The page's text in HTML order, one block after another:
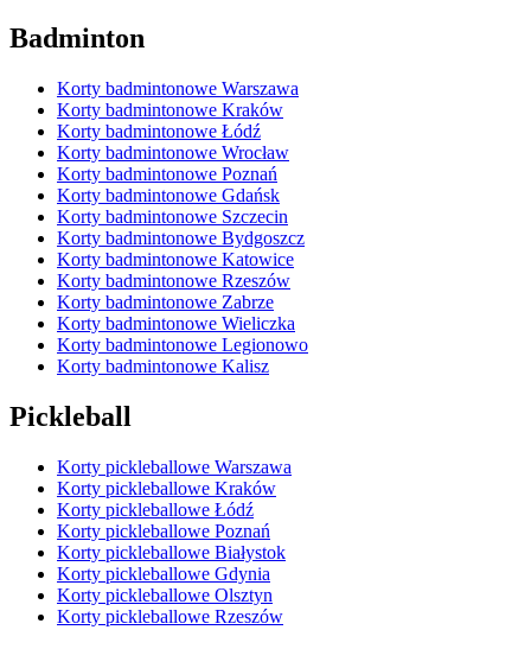
Badminton
Korty badmintonowe Warszawa
Korty badmintonowe Kraków
Korty badmintonowe Łódź
Korty badmintonowe Wrocław
Korty badmintonowe Poznań
Korty badmintonowe Gdańsk
Korty badmintonowe Szczecin
Korty badmintonowe Bydgoszcz
Korty badmintonowe Katowice
Korty badmintonowe Rzeszów
Korty badmintonowe Zabrze
Korty badmintonowe Wieliczka
Korty badmintonowe Legionowo
Korty badmintonowe Kalisz
Pickleball
Korty pickleballowe Warszawa
Korty pickleballowe Kraków
Korty pickleballowe Łódź
Korty pickleballowe Poznań
Korty pickleballowe Białystok
Korty pickleballowe Gdynia
Korty pickleballowe Olsztyn
Korty pickleballowe Rzeszów